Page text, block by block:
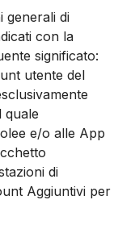
generali di
con la
significato:
utente del
quale
e/o alle App
di
Aggiuntivi per